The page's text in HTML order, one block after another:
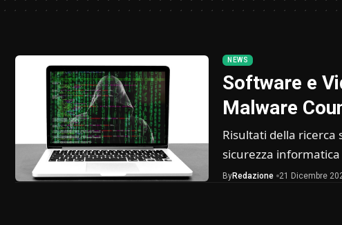
NEWS
Software e
Malware
Risultati della
sicurezza
ByRedazione 21 Dicembre